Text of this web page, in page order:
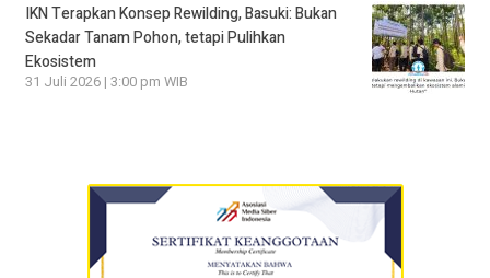
IKN Terapkan Konsep Rewilding, Basuki: Bukan
Sekadar Tanam Pohon, tetapi Pulihkan
Ekosistem
31 Juli 2026 | 3:00 pm WIB